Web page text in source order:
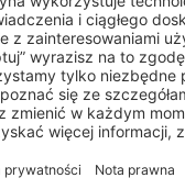
Nie
-65°C
Tak